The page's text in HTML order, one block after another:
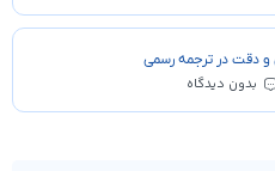
و دقت در ترجمه رسمی
بدون دیدگاه